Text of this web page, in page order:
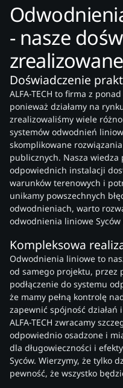
- nasze
Doświadczenie
ALFA-TECH to firma z
ponieważ działamy na
zrealizowaliśmy wiele
systemów odwodnień
skomplikowane
publicznych. Nasza
odpowiednich instalacji
warunków terenowych i
unikamy powszechnych
odwodnieniach, warto
odwodnienia liniowe
Kompleksowa
Odwodnienia liniowe to
od samego projektu, przez
podłączenie do systemu
że mamy pełną kontrolę
zapewnić spójność
ALFA-TECH zwracamy
odpowiednio osadzone i
dla długowieczności i
Syców. Wierzymy, że tylko
pewność, że wszystko